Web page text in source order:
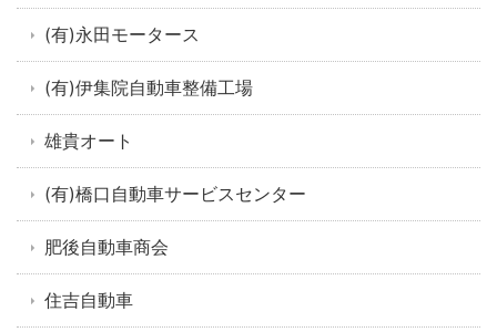
(有)永田モータース
(有)伊集院自動車整備工場
雄貴オート
(有)橋口自動車サービスセンター
肥後自動車商会
住吉自動車